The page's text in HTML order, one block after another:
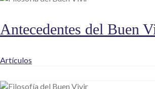
Antecedentes del Buen
Artículos